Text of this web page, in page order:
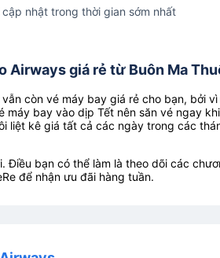
nhật trong thời gian sớm nhất
Airways giá rẻ từ Buôn Ma
còn vé máy bay giá rẻ cho bạn, bởi
bay vào dịp Tết nên săn vé ngay
liệt kê giá tất cả các ngày trong các
Điều bạn có thể làm là theo dõi các
để nhận ưu đãi hàng tuần.